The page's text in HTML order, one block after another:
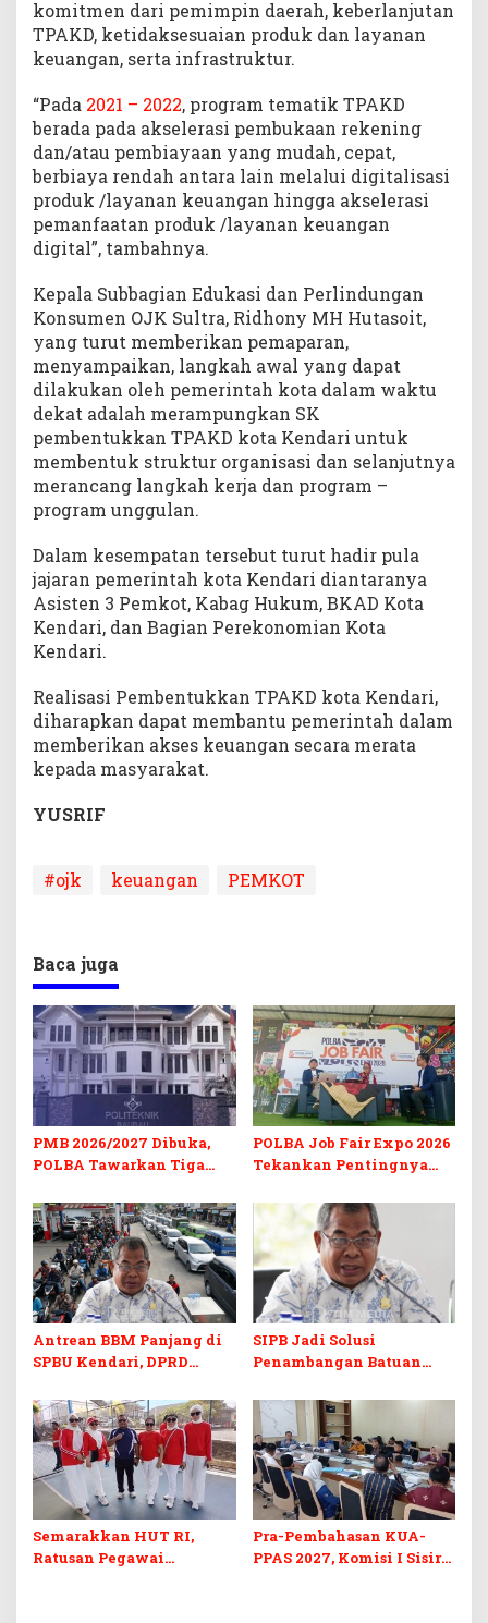
komitmen dari pemimpin daerah, keberlanjutan
TPAKD, ketidaksesuaian produk dan layanan
keuangan, serta infrastruktur.
“Pada 2021 – 2022, program tematik TPAKD
berada pada akselerasi pembukaan rekening
dan/atau pembiayaan yang mudah, cepat,
berbiaya rendah antara lain melalui digitalisasi
produk /layanan keuangan hingga akselerasi
pemanfaatan produk /layanan keuangan
digital”, tambahnya.
Kepala Subbagian Edukasi dan Perlindungan
Konsumen OJK Sultra, Ridhony MH Hutasoit,
yang turut memberikan pemaparan,
menyampaikan, langkah awal yang dapat
dilakukan oleh pemerintah kota dalam waktu
dekat adalah merampungkan SK
pembentukkan TPAKD kota Kendari untuk
membentuk struktur organisasi dan selanjutnya
merancang langkah kerja dan program –
program unggulan.
Dalam kesempatan tersebut turut hadir pula
jajaran pemerintah kota Kendari diantaranya
Asisten 3 Pemkot, Kabag Hukum, BKAD Kota
Kendari, dan Bagian Perekonomian Kota
Kendari.
Realisasi Pembentukkan TPAKD kota Kendari,
diharapkan dapat membantu pemerintah dalam
memberikan akses keuangan secara merata
kepada masyarakat.
YUSRIF
#ojk keuangan PEMKOT
Baca juga
PMB 2026/2027 Dibuka,
POLBA Tawarkan Tiga
Kuliah Gratis
POLBA Job Fair Expo 2026
Tekankan Pentingnya
Digital
Antrean BBM Panjang di
SPBU Kendari, DPRD
Barcode Curang
SIPB Jadi Solusi
Penambangan Batuan
di Sultra
Semarakkan HUT RI,
Ratusan Pegawai
Pra-Pembahasan KUA-
PPAS 2027, Komisi I Sisir